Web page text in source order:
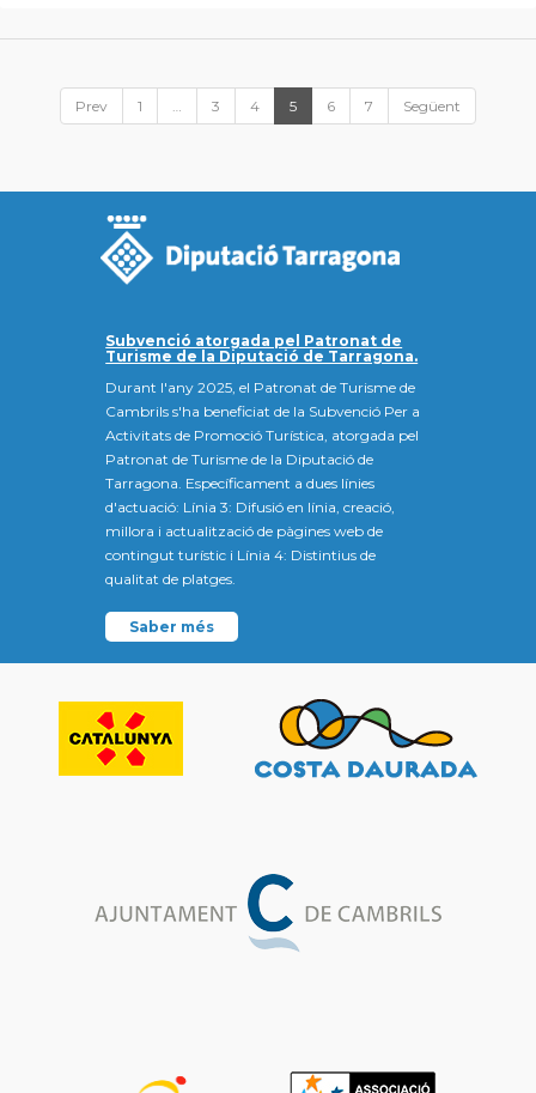
Prev 1 … 3 4 5 6 7 Següent
Subvenció atorgada pel Patronat de
Turisme de la Diputació de Tarragona.
Durant l'any 2025, el Patronat de Turisme de
Cambrils s'ha beneficiat de la Subvenció Per a
Activitats de Promoció Turística, atorgada pel
Patronat de Turisme de la Diputació de
Tarragona. Específicament a dues línies
d'actuació: Línia 3: Difusió en línia, creació,
millora i actualització de pàgines web de
contingut turístic i Línia 4: Distintius de
qualitat de platges.
Saber més